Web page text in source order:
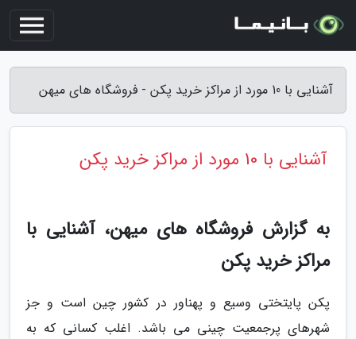
آشنایی با 10 مورد از مراکز خرید پکن - فروشگاه های میهن
آشنایی با 10 مورد از مراکز خرید پکن
به گزارش فروشگاه های میهن، آشنایی با
مراکز خرید پکن
پکن پایتختی وسیع و پهناور در کشور چین است و جز
شهرهای پرجمعیت چینی می باشد. اغلب کسانی که به